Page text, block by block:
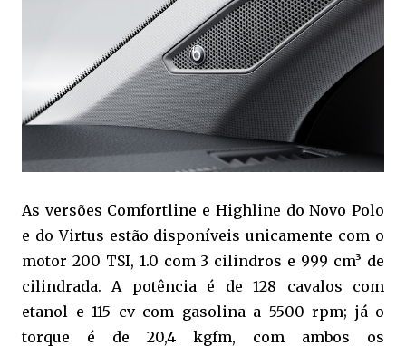
As versões Comfortline e Highline do Novo Polo
e do Virtus estão disponíveis unicamente com o
motor 200 TSI, 1.0 com 3 cilindros e 999 cm³ de
cilindrada. A potência é de 128 cavalos com
etanol e 115 cv com gasolina a 5500 rpm; já o
torque é de 20,4 kgfm, com ambos os